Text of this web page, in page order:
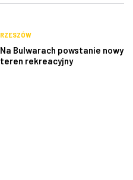
RZESZÓW
Na Bulwarach powstanie nowy
teren rekreacyjny